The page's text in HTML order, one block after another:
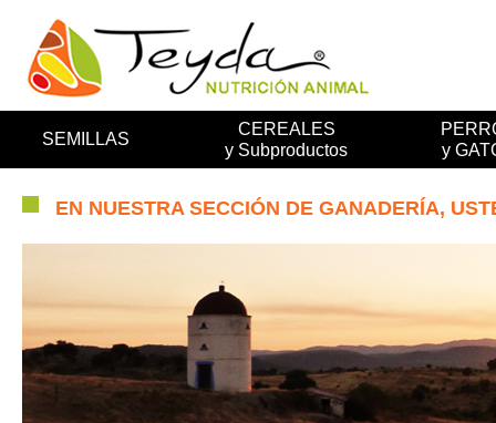
SEMILLAS
CEREALES
y Subproductos
y
EN NUESTRA SECCIÓN DE GANADERÍA,